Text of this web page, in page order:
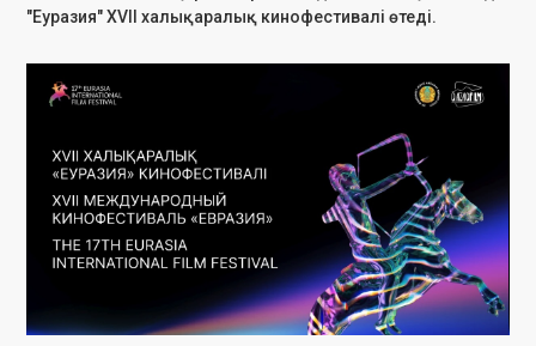
2024 жылғы 24-30 қараша аралығында Алматы қаласында
"Еуразия" XVII халықаралық кинофестивалі өтеді. Бұл елдегі ең
ірі кинофорум және халықаралық кинопродюсерлер
қауымдастықтары Федерациясы (FIAPF) аккредиттеген
Орталық Азиядағы жалғыз кинофестиваль. Фестивальдің
құрылтайшысы және ұйымдастырушысы дәстүрлі түрде ҚР
Мәдениет және ақпарат министрлігі болып табылады.
Кинофестивальдің тікелей ұйымдастырылуы Шәкен Айманов
атындағы "Қазақфильм" ұлттық киностудиясына сеніп